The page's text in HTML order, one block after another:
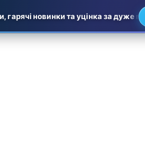
новинки та уцінка за дуже